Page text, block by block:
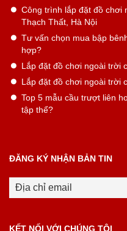
Công trình lắp đặt đồ chơi
Thạch Thất, Hà Nội
Tư vấn chọn mua bập
hợp?
Lắp đặt đồ chơi ngoài trời
Lắp đặt đồ chơi ngoài trời
Top 5 mẫu cầu trượt liên
tập thể?
ĐĂNG KÝ NHẬN BẢN TIN
KẾT NỐI VỚI CHÚNG TÔI